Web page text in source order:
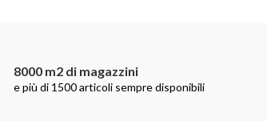
8000 m2 di magazzini
e più di 1500 articoli sempre disponibili